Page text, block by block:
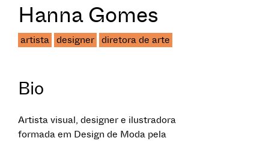
Hanna Gomes
artista designer diretora de arte
Bio
Artista visual, designer e ilustradora
formada em Design de Moda pela